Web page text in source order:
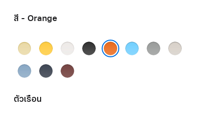
สี - Orange
GrègeJauneBlanc Noir
Bleu
Céleste
Gris
Béton
Bleu
Pastel
Navy
Rouge
H
ตัวเรือน